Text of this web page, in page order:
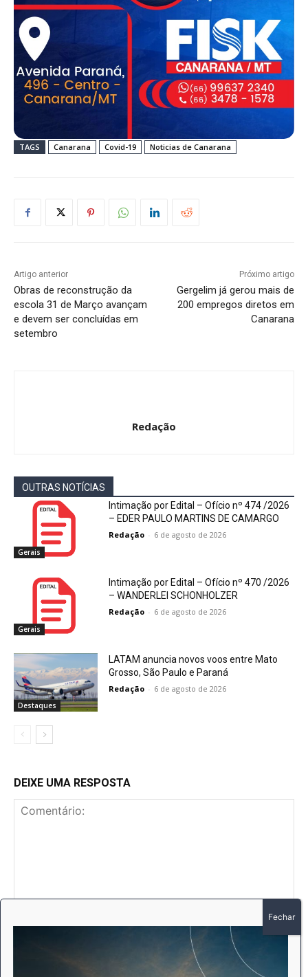
TAGS Canarana Covid-19 Noticias de Canarana
Artigo anterior
Obras de reconstrução da
escola 31 de Março avançam
e devem ser concluídas em
setembro
Próximo artigo
Gergelim já gerou mais de
200 empregos diretos em
Canarana
Redação
OUTRAS NOTÍCIAS
Gerais
Intimação por Edital – Ofício nº 474 /2026
– EDER PAULO MARTINS DE CAMARGO
Redação - 6 de agosto de 2026
Gerais
Intimação por Edital – Ofício nº 470 /2026
– WANDERLEI SCHONHOLZER
Redação - 6 de agosto de 2026
Destaques
LATAM anuncia novos voos entre Mato
Grosso, São Paulo e Paraná
Redação - 6 de agosto de 2026
DEIXE UMA RESPOSTA